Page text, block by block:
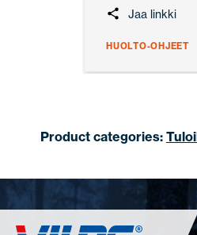
Jaa linkki
HUOLTO-OHJEET
Product categories: